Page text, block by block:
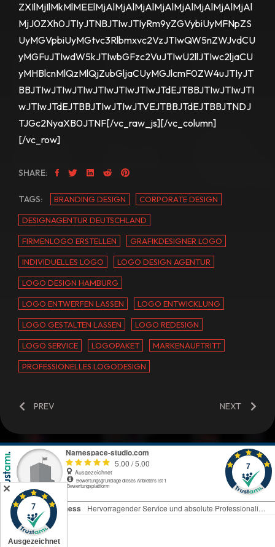
ZXIlMjIlMkMlMEElMjAlMjAlMjAlMjAlMjAlMjAlMjAlMjAl
MjJ0ZXh0JTIyJTNBJTIwJTIyRm9yZGVybiUyMFNpZS
UyMGVpbiUyMGtvc3Rlbmxvc2VzJTIwQW5nZWJvdCU
yMGFuJTIwdW5kJTIwbGFzc2VuJTIwU2llJTIwc2ljaCU
yMHBlcnMlQzMlQjZubGljaCUyMGJlcmF0ZW4uJTIyJT
BBJTIwJTIwJTIwJTIwJTIwJTIwJTdEJTBBJTIwJTIwJTI
wJTIwJTdEJTBBJTIwJTIwJTVEJTBBJTdEJTBBJTNDJ
TJGc2NyaXB0JTNF[/vc_raw_js][/vc_column]
[/vc_row]
SHARE:
TAGS: BRANDING DESIGN CORPORATE DESIGN
DESIGNAGENTUR DEUTSCHLAND
FIRMENLOGO ERSTELLEN GRAFIKDESIGNER LOGO
INDIVIDUELLES LOGO LOGO DESIGN AGENTUR
LOGO DESIGN HAMBURG
LOGO ENTWERFEN LASSEN LOGO ENTWICKLUNG
LOGO GESTALTEN LASSEN LOGO REDESIGN
LOGO SERVICE LOGOPAKET MARKENAUFTRITT
PROFESSIONELLES LOGODESIGN
PREV NEXT
✕